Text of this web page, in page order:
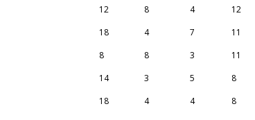
12 8 4 12
18 4 7 11
8 8 3 11
14 3 5 8
18 4 4 8